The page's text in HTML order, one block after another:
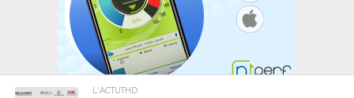
L'ACTUTHD